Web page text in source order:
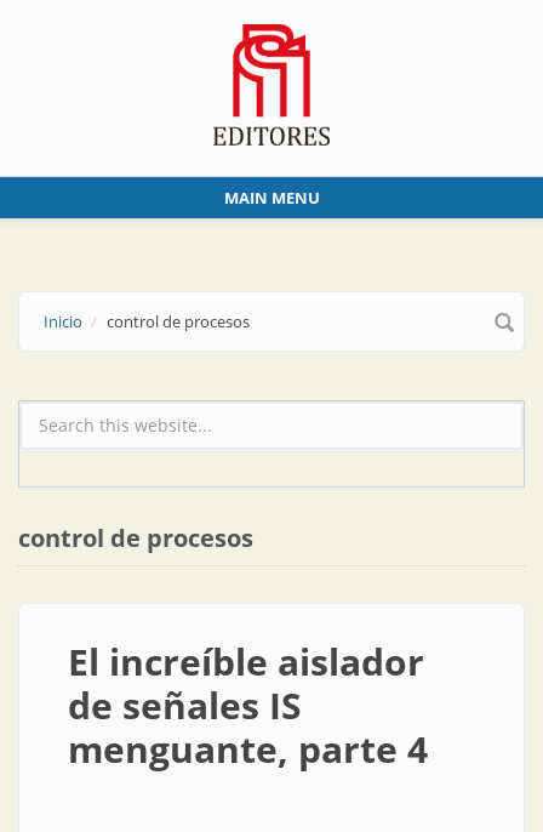
MAIN MENU
Inicio control de procesos
Formulario de búsqueda
control de procesos
El increíble aislador
de señales IS
menguante, parte 4